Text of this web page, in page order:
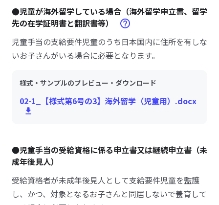
●児童が海外留学している場合（海外留学申立書、留学
先の在学証明書と翻訳書等）
児童手当の支給要件児童のうち日本国内に住所を有しな
いお子さんがいる場合に必要となります。
様式・サンプルのプレビュー・ダウンロード
02-1_【様式第6号の3】海外留学（児童用）.docx
●児童手当の受給資格に係る申立書又は継続申立書（未
成年後見人）
受給資格者が未成年後見人として支給要件児童を監護
し、かつ、対象となるお子さんと同居しないで養育して